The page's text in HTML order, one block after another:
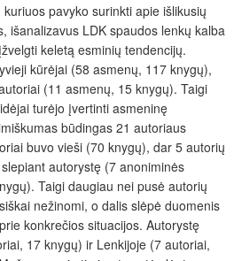
pavyko surinkti apie išlikusių
išanalizavus LDK spaudos lenkų kalba
keletą esminių tendencijų.
kūrėjai (58 asmenų, 117 knygų),
(11 asmenų, 15 knygų). Taigi
turėjo įvertinti asmeninę
būdingas 21 autoriaus
buvo vieši (70 knygų), dar 5 autorių
autorystę (7 anoniminės
Taigi daugiau nei pusė autorių
nežinomi, o dalis slėpė duomenis
konkrečios situacijos. Autorystę
17 knygų) ir Lenkijoje (7 autoriai,